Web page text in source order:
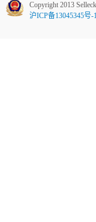
Copyright 2013
沪ICP备13045345号-